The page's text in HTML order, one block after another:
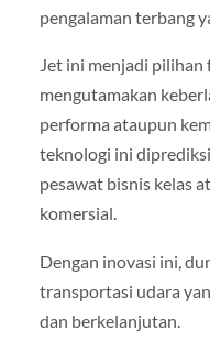
pengalaman terbang
Jet ini menjadi pilihan
mengutamakan
performa ataupun
teknologi ini
pesawat bisnis kelas
komersial.
Dengan inovasi ini,
transportasi udara
dan berkelanjutan.